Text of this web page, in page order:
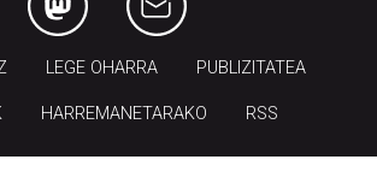
LEGE OHARRA PUBLIZITATEA
HARREMANETARAKO RSS